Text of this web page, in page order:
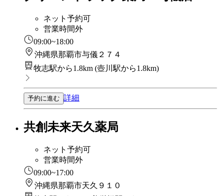
ネット予約可
営業時間外
09:00~18:00
沖縄県那覇市与儀２７４
牧志駅から1.8km (壺川駅から1.8km)
予約に進む 詳細
共創未来天久薬局
ネット予約可
営業時間外
09:00~17:00
沖縄県那覇市天久９１０